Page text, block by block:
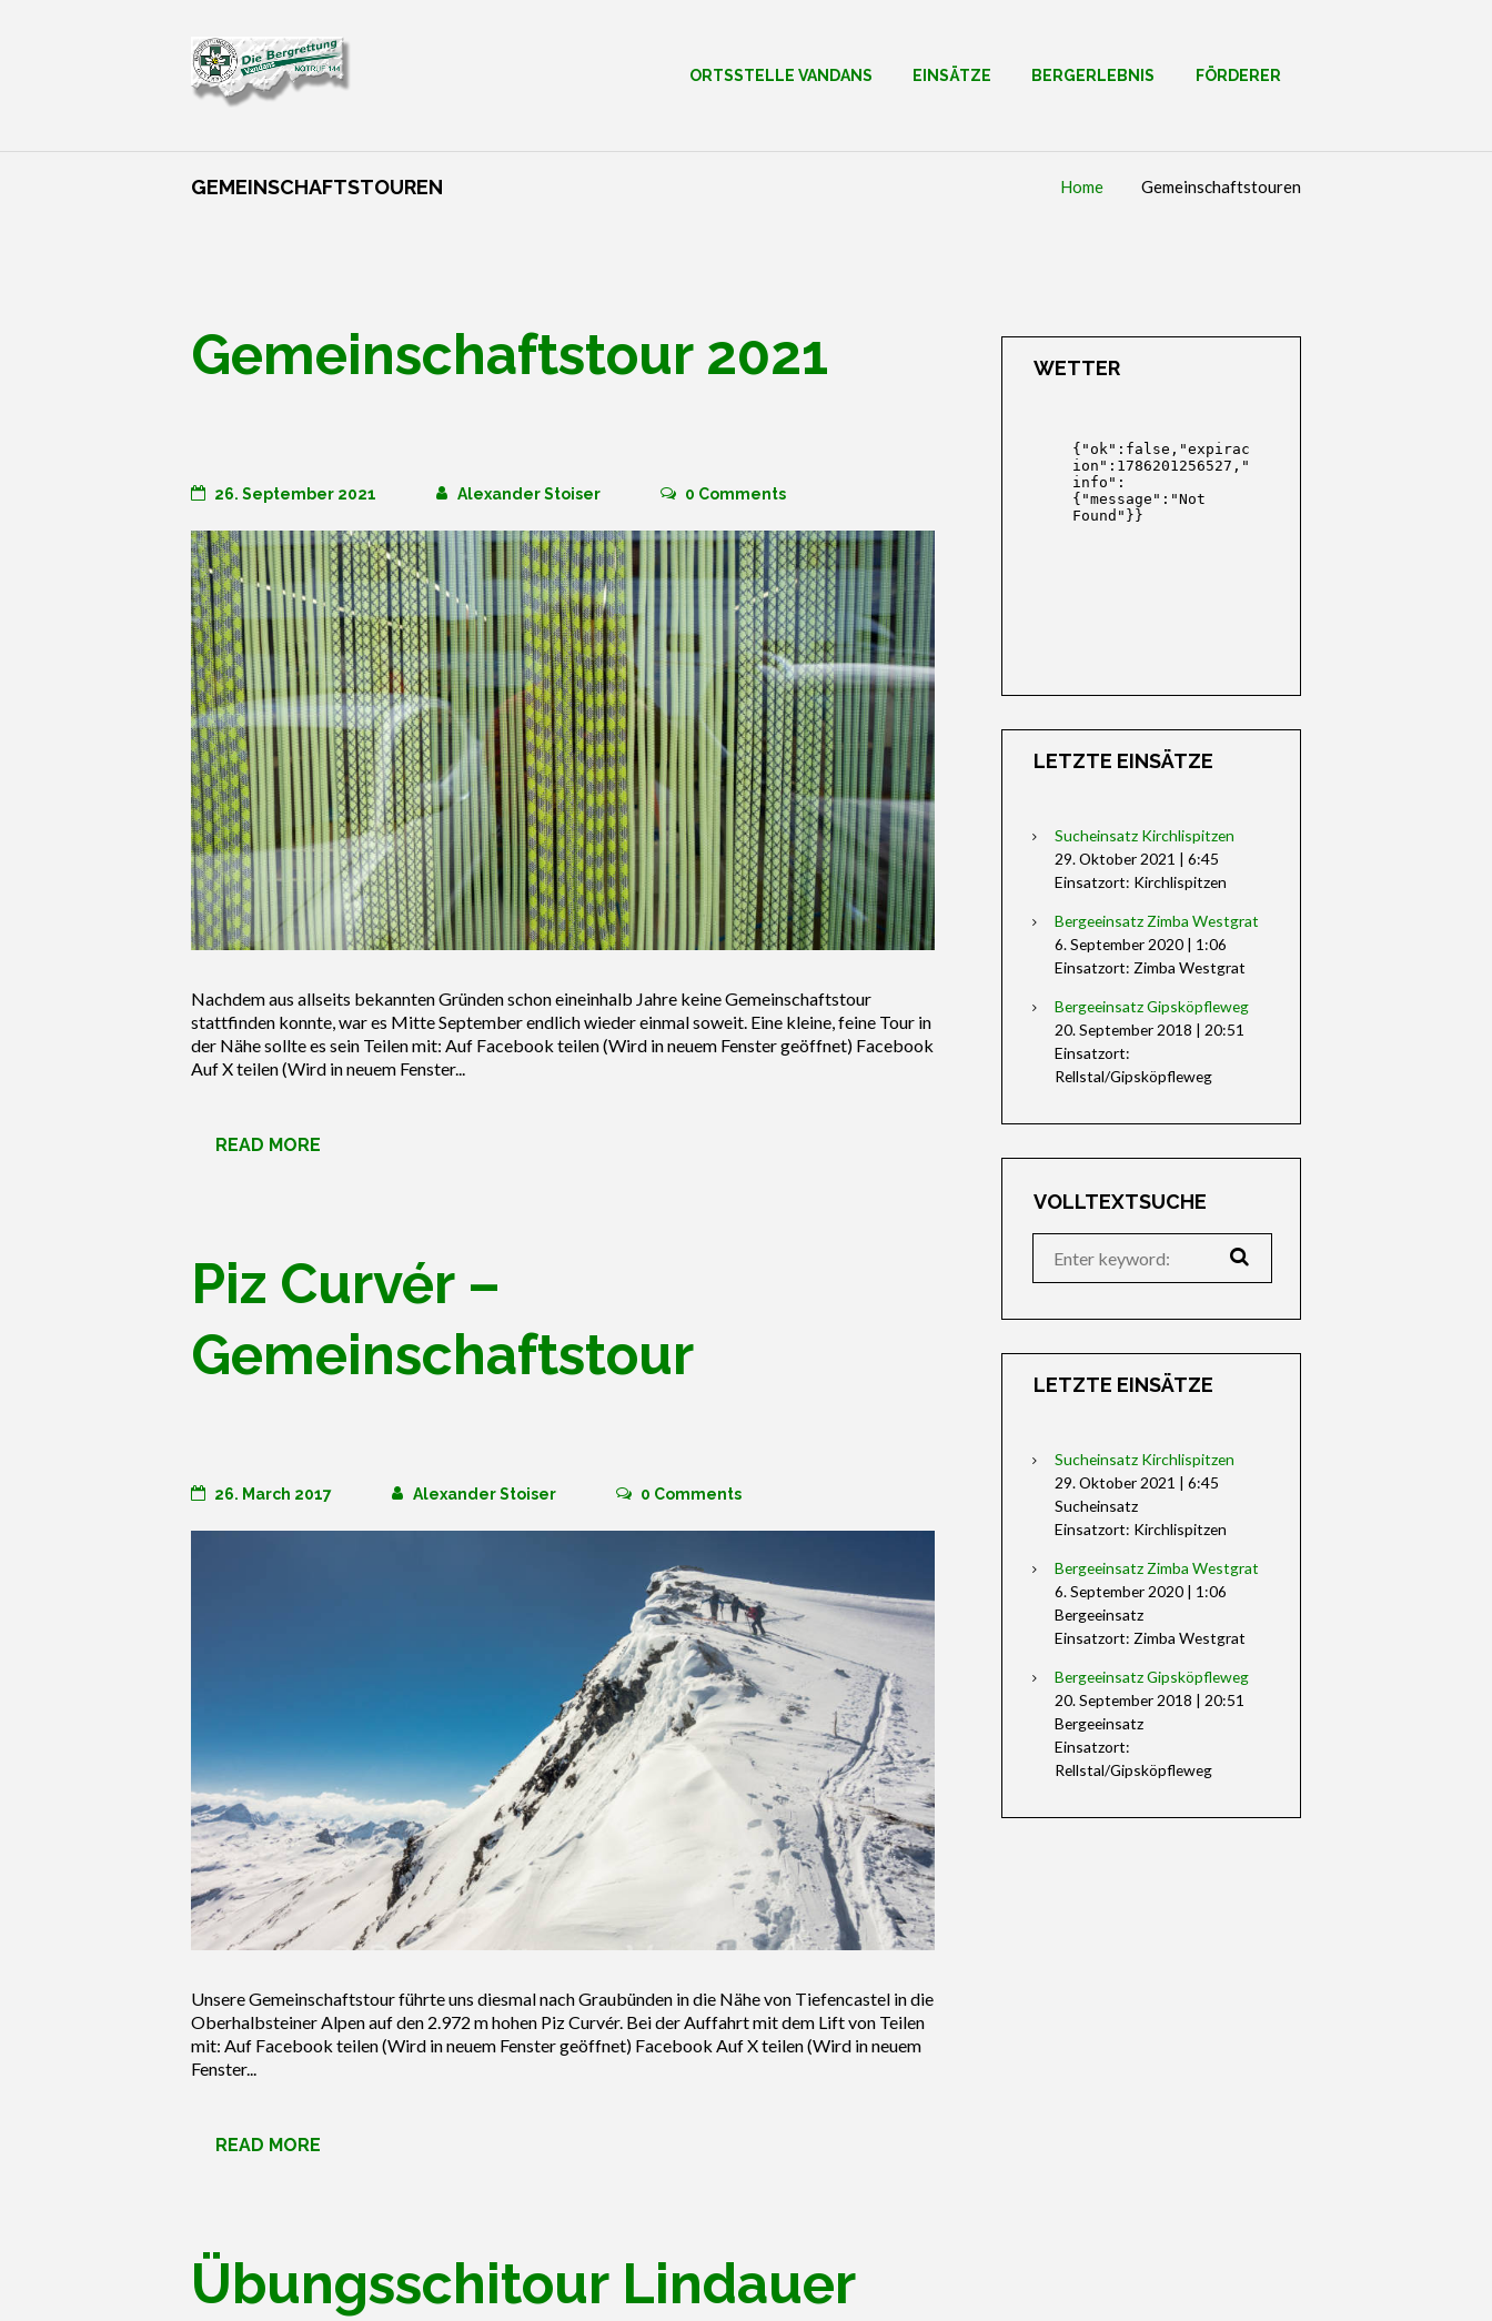
ORTSSTELLE VANDANS EINSÄTZE BERGERLEBNIS FÖRDERER
GEMEINSCHAFTSTOUREN Home Gemeinschaftstouren
Gemeinschaftstour 2021
26. September 2021 Alexander Stoiser 0 Comments
Nachdem aus allseits bekannten Gründen schon eineinhalb Jahre keine Gemeinschaftstour
stattfinden konnte, war es Mitte September endlich wieder einmal soweit. Eine kleine, feine Tour in
der Nähe sollte es sein Teilen mit: Auf Facebook teilen (Wird in neuem Fenster geöffnet) Facebook
Auf X teilen (Wird in neuem Fenster...
READ MORE
Piz Curvér –
Gemeinschaftstour
26. March 2017 Alexander Stoiser 0 Comments
Unsere Gemeinschaftstour führte uns diesmal nach Graubünden in die Nähe von Tiefencastel in die
Oberhalbsteiner Alpen auf den 2.972 m hohen Piz Curvér. Bei der Auffahrt mit dem Lift von Teilen
mit: Auf Facebook teilen (Wird in neuem Fenster geöffnet) Facebook Auf X teilen (Wird in neuem
Fenster...
READ MORE
Übungsschitour Lindauer
WETTER
LETZTE EINSÄTZE
Sucheinsatz Kirchlispitzen
29. Oktober 2021 | 6:45
Einsatzort: Kirchlispitzen
Bergeeinsatz Zimba Westgrat
6. September 2020| 1:06
Einsatzort: Zimba Westgrat
Bergeeinsatz Gipsköpfleweg
20. September 2018 | 20:51
Einsatzort:
Rellstal/Gipsköpfleweg
VOLLTEXTSUCHE
LETZTE EINSÄTZE
Sucheinsatz Kirchlispitzen
29. Oktober 2021 | 6:45
Sucheinsatz
Einsatzort: Kirchlispitzen
Bergeeinsatz Zimba Westgrat
6. September 2020| 1:06
Bergeeinsatz
Einsatzort: Zimba Westgrat
Bergeeinsatz Gipsköpfleweg
20. September 2018 | 20:51
Bergeeinsatz
Einsatzort:
Rellstal/Gipsköpfleweg